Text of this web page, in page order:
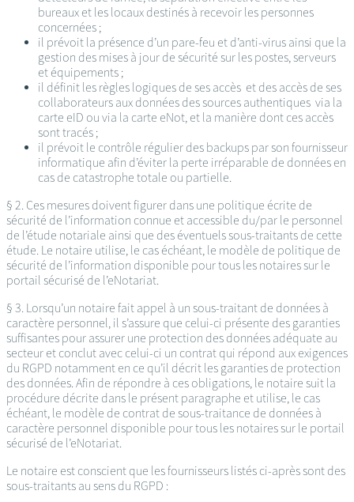
bureaux et les locaux destinés à recevoir les personnes
concernées ;
il prévoit la présence d’un pare-feu et d’anti-virus ainsi que la
gestion des mises à jour de sécurité sur les postes, serveurs
et équipements ;
il définit les règles logiques de ses accès et des accès de ses
collaborateurs aux données des sources authentiques via la
carte eID ou via la carte eNot, et la manière dont ces accès
sont tracés ;
il prévoit le contrôle régulier des backups par son fournisseur
informatique afin d’éviter la perte irréparable de données en
cas de catastrophe totale ou partielle.
§ 2. Ces mesures doivent figurer dans une politique écrite de
sécurité de l’information connue et accessible du/par le personnel
de l’étude notariale ainsi que des éventuels sous-traitants de cette
étude. Le notaire utilise, le cas échéant, le modèle de politique de
sécurité de l’information disponible pour tous les notaires sur le
portail sécurisé de l’eNotariat.
§ 3. Lorsqu’un notaire fait appel à un sous-traitant de données à
caractère personnel, il s’assure que celui-ci présente des garanties
suffisantes pour assurer une protection des données adéquate au
secteur et conclut avec celui-ci un contrat qui répond aux exigences
du RGPD notamment en ce qu’il décrit les garanties de protection
des données. Afin de répondre à ces obligations, le notaire suit la
procédure décrite dans le présent paragraphe et utilise, le cas
échéant, le modèle de contrat de sous-traitance de données à
caractère personnel disponible pour tous les notaires sur le portail
sécurisé de l’eNotariat.
Le notaire est conscient que les fournisseurs listés ci-après sont des
sous-traitants au sens du RGPD :